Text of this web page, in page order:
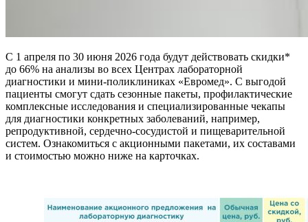
С 1 апреля по 30 июня 2026 года будут действовать скидки*
до 66% на анализы во всех Центрах лабораторной
диагностики и мини-поликлиниках «Евромед». С выгодой
пациенты смогут сдать сезонные пакеты, профилактические
комплексные исследования и специализированные чекапы
для диагностики конкретных заболеваний, например,
репродуктивной, сердечно-сосудистой и пищеварительной
систем. Ознакомиться с акционными пакетами, их составами
и стоимостью можно ниже на карточках.